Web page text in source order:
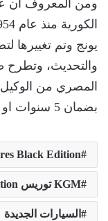
المصري من
بضمان 5 سنوات او 100 ألف كيلو أيهما أقرب.
Black Edition
KGM توريس Black Edition
السيارات الجديدة